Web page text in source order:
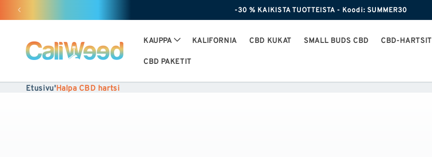
huomiotta
ja siirry
-30 % KAIKISTA TUOTTEISTA - Koodi: SUMMER30
KAUPPA KALIFORNIA CBD KUKAT SMALL BUDS CBD CBD-HARTSIT
CBD PAKETIT
Etusivu'Halpa CBD hartsi